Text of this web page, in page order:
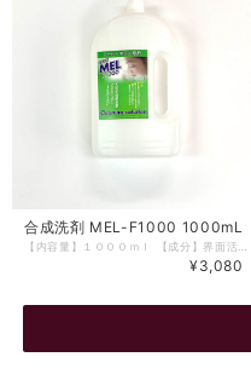
合成洗剤 MEL-F1000 1000mL
¥3,080